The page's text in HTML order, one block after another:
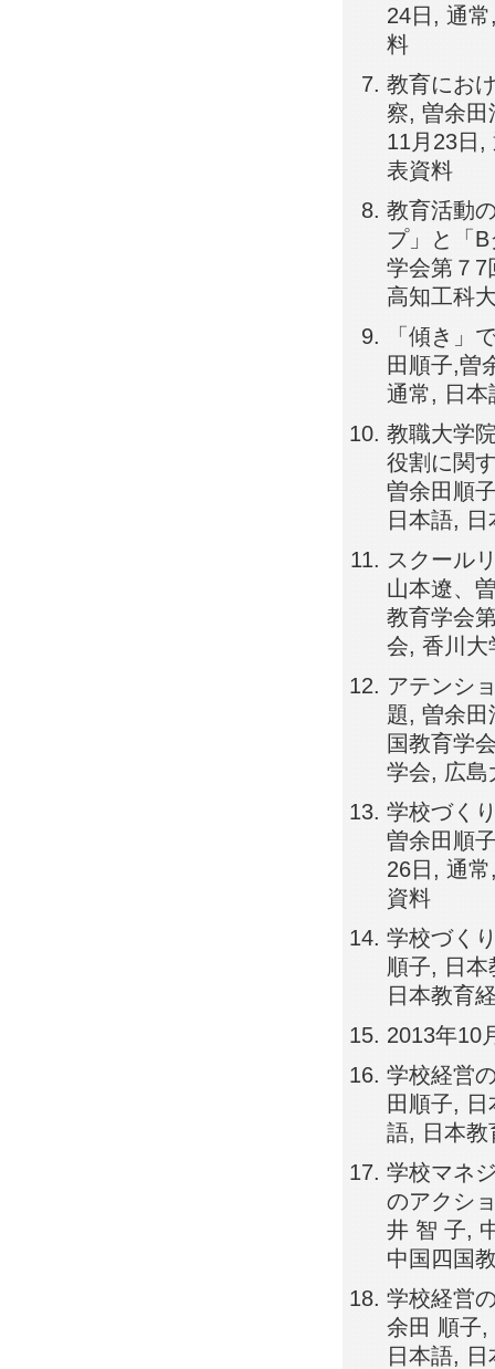
24日, 通
料
教育にお
察, 曽余田
11月23日,
表資料
教育活動
プ」と「
学会第７7
高知工科
「傾き」
田順子,曽
通常, 日本
教職大学
役割に関
曽余田順
日本語,
スクール
山本遼、
教育学会
会, 香川大
アテンシ
題, 曽余田
国教育学
学会, 広島
学校づく
曽余田順
26日, 通
資料
学校づく
順子, 日
日本教育
2013年10
学校経営
田順子,
語, 日本教
学校マネ
のアクシ
井 智 子,
中国四国
学校経営
余田 順子,
日本語,